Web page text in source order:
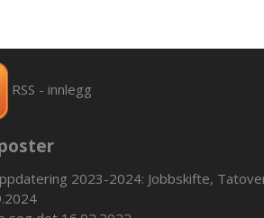
RSS - innlegg
2023-2024: Jobbskifte,